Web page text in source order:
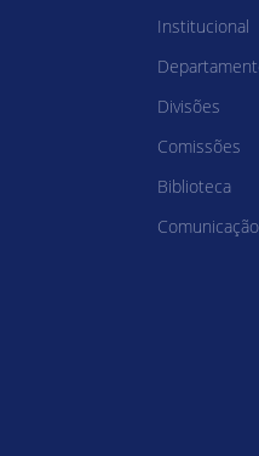
Institucional
Divisões
Comissões
Biblioteca
Comunicação